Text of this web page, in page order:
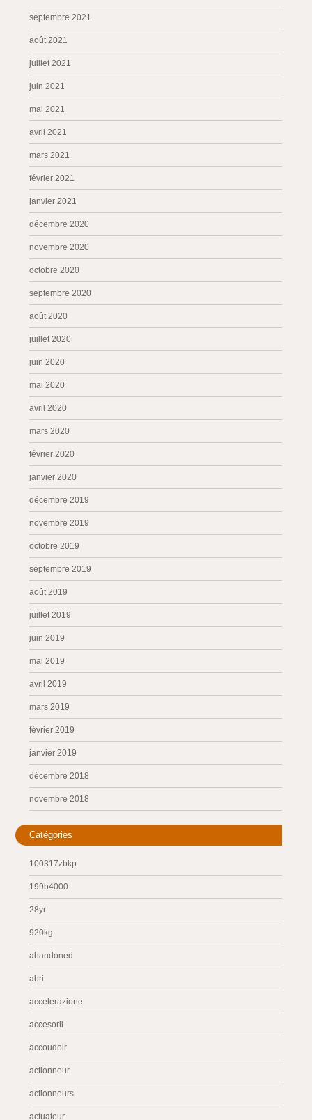
septembre 2021
août 2021
juillet 2021
juin 2021
mai 2021
avril 2021
mars 2021
février 2021
janvier 2021
décembre 2020
novembre 2020
octobre 2020
septembre 2020
août 2020
juillet 2020
juin 2020
mai 2020
avril 2020
mars 2020
février 2020
janvier 2020
décembre 2019
novembre 2019
octobre 2019
septembre 2019
août 2019
juillet 2019
juin 2019
mai 2019
avril 2019
mars 2019
février 2019
janvier 2019
décembre 2018
novembre 2018
Catégories
100317zbkp
199b4000
28yr
920kg
abandoned
abri
accelerazione
accesorii
accoudoir
actionneur
actionneurs
actuateur